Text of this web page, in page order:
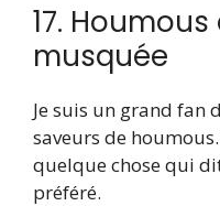
17.
musquée
Je suis un grand fan
saveurs de
quelque chose qui
préféré.